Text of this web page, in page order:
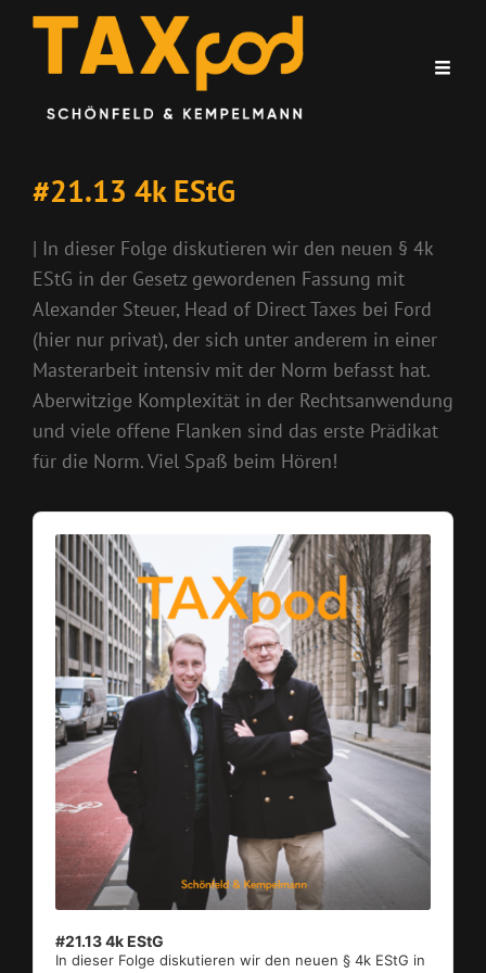
#21.13 4k EStG
| In dieser Folge diskutieren wir den neuen § 4k
EStG in der Gesetz gewordenen Fassung mit
Alexander Steuer, Head of Direct Taxes bei Ford
(hier nur privat), der sich unter anderem in einer
Masterarbeit intensiv mit der Norm befasst hat.
Aberwitzige Komplexität in der Rechtsanwendung
und viele offene Flanken sind das erste Prädikat
für die Norm. Viel Spaß beim Hören!
Audio
Player
#21.13 4k EStG
In dieser Folge diskutieren wir den neuen § 4k EStG in